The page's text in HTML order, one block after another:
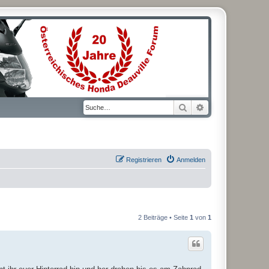
Suche
Anmelden
Registrieren
2 Beiträge • Seite 1 von 1